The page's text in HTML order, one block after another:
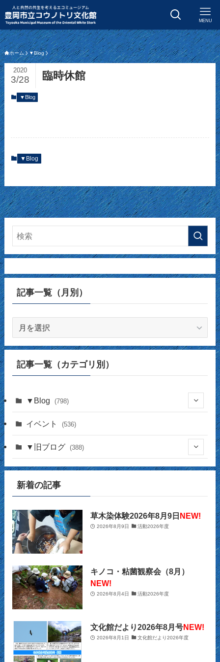
MENU
ホーム ▼Blog
臨時休館
2020
3/28
▼Blog
▼Blog
記事一覧（月別）
一
覧
（月
記事一覧（カテゴリ別）
▼Blog (798)
(17)
(44)
(27)
(20)
(29)
(26)
(22)
(141)
(4)
(13)
(9)
(9)
(12)
(17)
(63)
(10)
(2)
イベント (536)
▼旧ブログ (388)
(14)
(18)
(14)
(15)
(21)
(22)
(32)
(39)
新着の記事
草木染体験2026年8月9日NEW!
2026年8月9日 活動2026年度
キノコ・粘菌観察会（8月）
NEW!
2026年8月4日 活動2026年度
文化館だより2026年8月号NEW!
2026年8月1日 文化館だより2026年度